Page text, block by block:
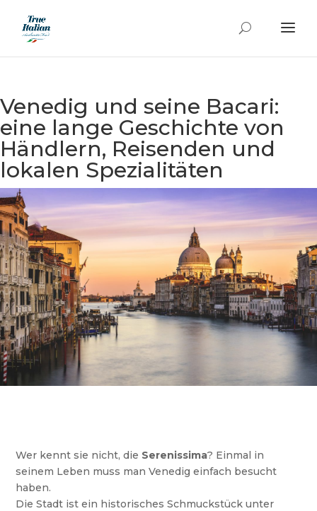
Venedig und seine Bacari:
eine lange Geschichte von
Händlern, Reisenden und
lokalen Spezialitäten
Wer kennt sie nicht, die Serenissima? Einmal in
seinem Leben muss man Venedig einfach besucht
haben.
Die Stadt ist ein historisches Schmuckstück unter